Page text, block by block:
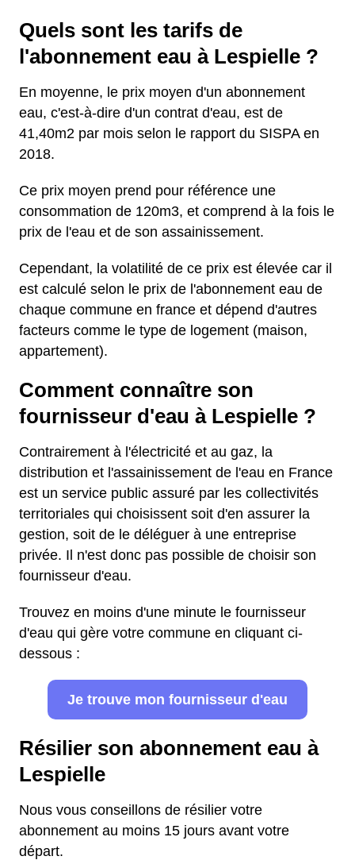
Quels sont les tarifs de
l'abonnement eau à Lespielle ?
En moyenne, le prix moyen d'un abonnement
eau, c'est-à-dire d'un contrat d'eau, est de
41,40m2 par mois selon le rapport du SISPA en
2018.
Ce prix moyen prend pour référence une
consommation de 120m3, et comprend à la fois le
prix de l'eau et de son assainissement.
Cependant, la volatilité de ce prix est élevée car il
est calculé selon le prix de l'abonnement eau de
chaque commune en france et dépend d'autres
facteurs comme le type de logement (maison,
appartement).
Comment connaître son
fournisseur d'eau à Lespielle ?
Contrairement à l'électricité et au gaz, la
distribution et l'assainissement de l'eau en France
est un service public assuré par les collectivités
territoriales qui choisissent soit d'en assurer la
gestion, soit de le déléguer à une entreprise
privée. Il n'est donc pas possible de choisir son
fournisseur d'eau.
Trouvez en moins d'une minute le fournisseur
d'eau qui gère votre commune en cliquant ci-
dessous :
Je trouve mon fournisseur d'eau
Résilier son abonnement eau à
Lespielle
Nous vous conseillons de résilier votre
abonnement au moins 15 jours avant votre
départ.